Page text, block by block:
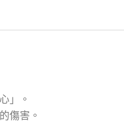
」。
傷害。